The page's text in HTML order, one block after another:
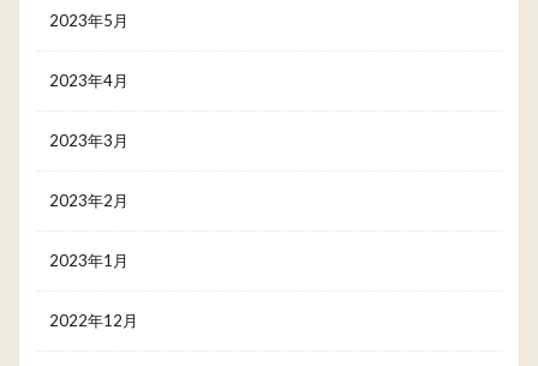
2023年5月
2023年4月
2023年3月
2023年2月
2023年1月
2022年12月